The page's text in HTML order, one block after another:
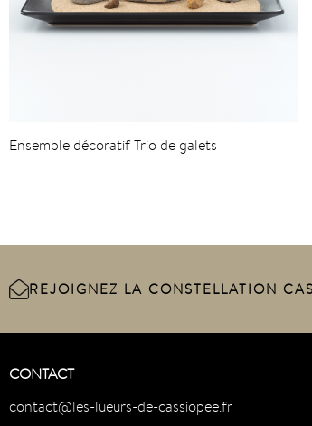
Ensemble décoratif Trio de galets
REJOIGNEZ LA CONSTELLATION
CONTACT
contact@les-lueurs-de-cassiopee.fr